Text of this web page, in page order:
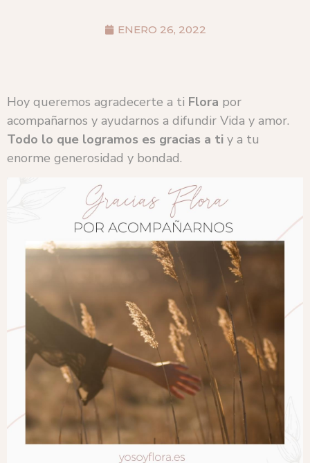
ENERO 26, 2022
Hoy queremos agradecerte a ti Flora por
acompañarnos y ayudarnos a difundir Vida y amor.
Todo lo que logramos es gracias a ti y a tu
enorme generosidad y bondad.